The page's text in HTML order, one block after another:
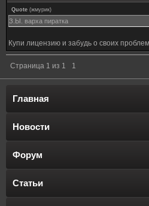
Quote (жмурик)
З.Ы. варха пиратка
Купи лицензию и забудь о своих
Страница 1 из 1 1
Главная
Новости
Форум
Статьи